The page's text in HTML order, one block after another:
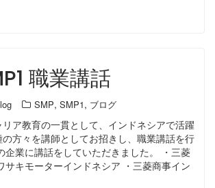
職業講話
SMP, SMP1, ブログ
ア教育の一貫として、インドネシアで活躍
方々を講師としてお招きし、職業講話を行
企業に講話をしていただきました。 ・三菱
サキモーターインドネシア ・三菱商事イン